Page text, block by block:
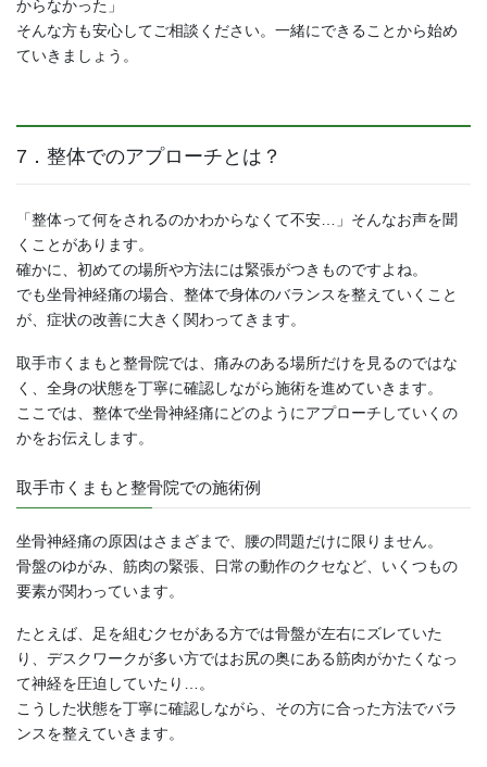
からなかった」
そんな方も安心してご相談ください。一緒にできることから始め
ていきましょう。
7．整体でのアプローチとは？
「整体って何をされるのかわからなくて不安…」そんなお声を聞
くことがあります。
確かに、初めての場所や方法には緊張がつきものですよね。
でも坐骨神経痛の場合、整体で身体のバランスを整えていくこと
が、症状の改善に大きく関わってきます。
取手市くまもと整骨院では、痛みのある場所だけを見るのではな
く、全身の状態を丁寧に確認しながら施術を進めていきます。
ここでは、整体で坐骨神経痛にどのようにアプローチしていくの
かをお伝えします。
取手市くまもと整骨院での施術例
坐骨神経痛の原因はさまざまで、腰の問題だけに限りません。
骨盤のゆがみ、筋肉の緊張、日常の動作のクセなど、いくつもの
要素が関わっています。
たとえば、足を組むクセがある方では骨盤が左右にズレていた
り、デスクワークが多い方ではお尻の奥にある筋肉がかたくなっ
て神経を圧迫していたり…。
こうした状態を丁寧に確認しながら、その方に合った方法でバラ
ンスを整えていきます。